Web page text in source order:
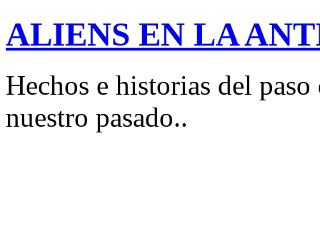
ALIENS EN LA
Hechos e historias del
nuestro pasado..